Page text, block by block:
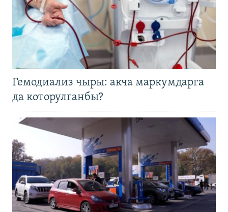
Гемодиализ чыры: акча маркумдарга
да которулганбы?